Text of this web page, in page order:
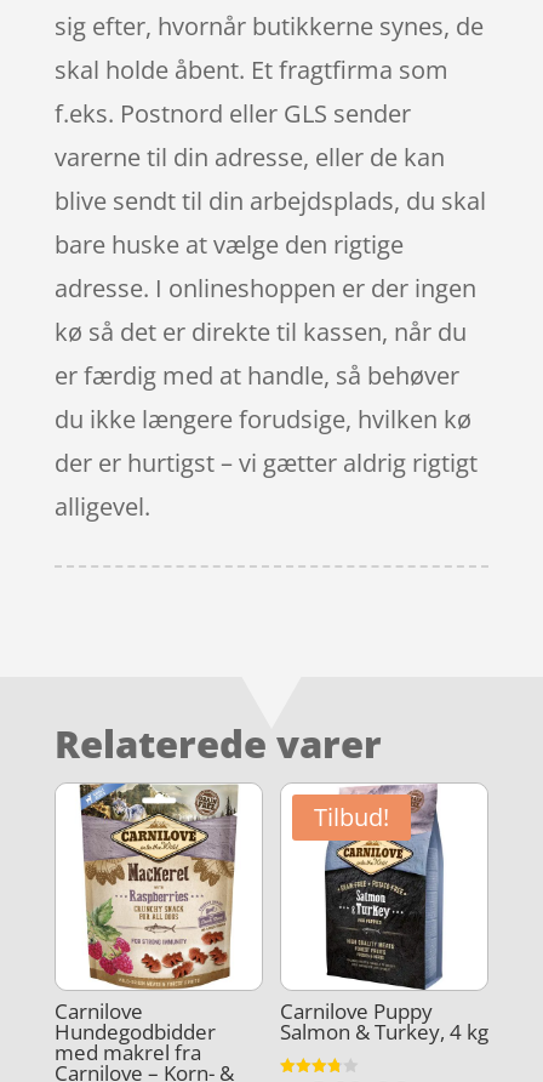
sig efter, hvornår butikkerne synes, de
skal holde åbent. Et fragtfirma som
f.eks. Postnord eller GLS sender
varerne til din adresse, eller de kan
blive sendt til din arbejdsplads, du skal
bare huske at vælge den rigtige
adresse. I onlineshoppen er der ingen
kø så det er direkte til kassen, når du
er færdig med at handle, så behøver
du ikke længere forudsige, hvilken kø
der er hurtigst – vi gætter aldrig rigtigt
alligevel.
Relaterede varer
Carnilove
Hundegodbidder
med makrel fra
Carnilove – Korn- &
Tilbud!
Carnilove Puppy
Salmon & Turkey, 4 kg